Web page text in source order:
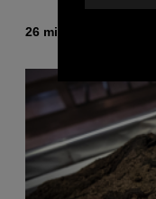
26 minutes ago